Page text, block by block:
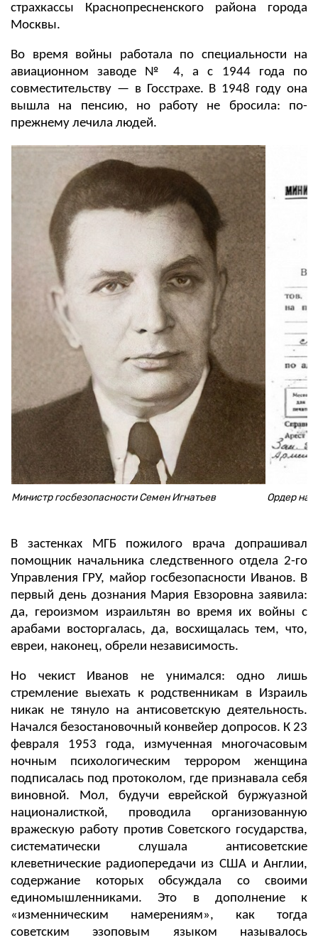
страхкассы Краснопресненского района города
Москвы.
Во время войны работала по специальности на
авиационном заводе № 4, а с 1944 года по
совместительству — в Госстрахе. В 1948 году она
вышла на пенсию, но работу не бросила: по-
прежнему лечила людей.
Министр госбезопасности Семен Игнатьев Ордер на
В застенках МГБ пожилого врача допрашивал
помощник начальника следственного отдела 2-го
Управления ГРУ, майор госбезопасности Иванов. В
первый день дознания Мария Евзоровна заявила:
да, героизмом израильтян во время их войны с
арабами восторгалась, да, восхищалась тем, что,
евреи, наконец, обрели независимость.
Но чекист Иванов не унимался: одно лишь
стремление выехать к родственникам в Израиль
никак не тянуло на антисоветскую деятельность.
Начался безостановочный конвейер допросов. К 23
февраля 1953 года, измученная многочасовым
ночным психологическим террором женщина
подписалась под протоколом, где признавала себя
виновной. Мол, будучи еврейской буржуазной
националисткой, проводила организованную
вражескую работу против Советского государства,
систематически слушала антисоветские
клеветнические радиопередачи из США и Англии,
содержание которых обсуждала со своими
единомышленниками. Это в дополнение к
«изменническим намерениям», как тогда
советским эзоповым языком называлось